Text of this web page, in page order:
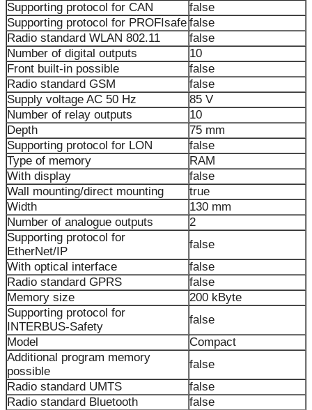
Supporting protocol for CAN
false
Supporting protocol for PROFIsafe false
Radio standard WLAN 802.11
false
Number of digital outputs
10
Front built-in possible
false
Radio standard GSM
false
Supply voltage AC 50 Hz
85 V
Number of relay outputs
10
Depth
75 mm
Supporting protocol for LON
false
Type of memory
RAM
With display
false
Wall mounting/direct mounting
true
Width
130 mm
Number of analogue outputs
2
Supporting protocol for
EtherNet/IP
false
With optical interface
false
Radio standard GPRS
false
Memory size
200 kByte
Supporting protocol for
INTERBUS-Safety
false
Model
Compact
Additional program memory
possible
false
Radio standard UMTS
false
Radio standard Bluetooth
false